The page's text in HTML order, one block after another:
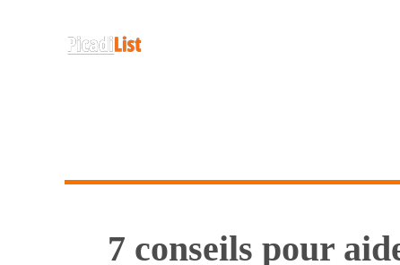
7 conseils pour